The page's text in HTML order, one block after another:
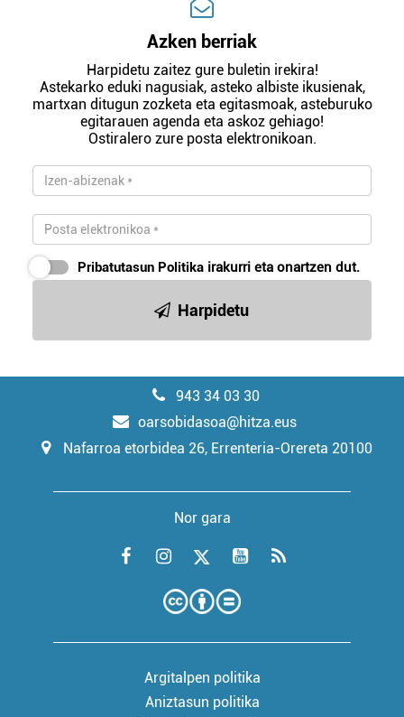
Azken berriak
Harpidetu zaitez gure buletin irekira!
Astekarko eduki nagusiak, asteko albiste ikusienak,
martxan ditugun zozketa eta egitasmoak, asteburuko
egitarauen agenda eta askoz gehiago!
Ostiralero zure posta elektronikoan.
Pribatutasun Politika irakurri eta onartzen dut.
Harpidetu
943 34 03 30
oarsobidasoa@hitza.eus
Nafarroa etorbidea 26, Errenteria-Orereta 20100
Nor gara
Argitalpen politika
Aniztasun politika